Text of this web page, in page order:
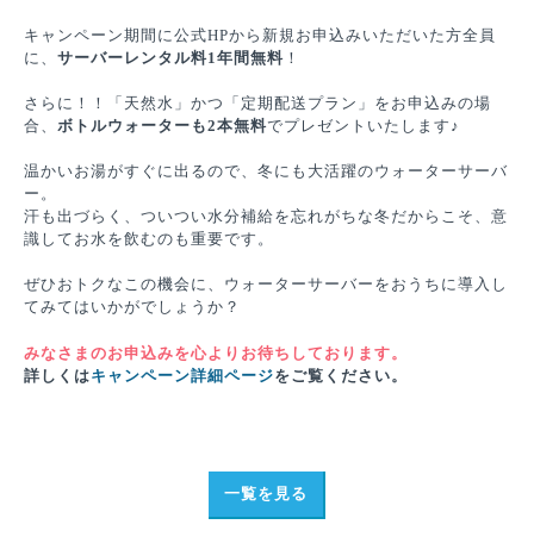
キャンペーン期間に公式HPから新規お申込みいただいた方全員
に、 サーバーレンタル料1年間無料 ！
さらに！！「天然水」かつ「定期配送プラン」をお申込みの場
合、 ボトルウォーターも2本無料でプレゼントいたします♪
温かいお湯がすぐに出るので、冬にも大活躍のウォーターサーバ
ー。
汗も出づらく、ついつい水分補給を忘れがちな冬だからこそ、意
識してお水を飲むのも重要です。
ぜひおトクなこの機会に、ウォーターサーバーをおうちに導入し
てみてはいかがでしょうか？
みなさまのお申込みを心よりお待ちしております。
詳しくはキャンペーン詳細ページをご覧ください。
一覧を見る